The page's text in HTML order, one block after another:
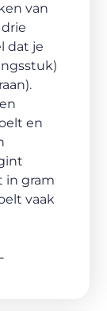
van
dat je
en
in gram
vaak